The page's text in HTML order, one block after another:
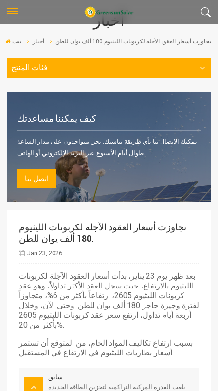
أخبار
بيت أخبار تجاوزت أسعار العقود الآجلة لكربونات الليثيوم 180 ألف يوان للطن.
فئات المنتج
كيف يمكننا مساعدتك
يمكنك الاتصال بنا بأي طريقة تناسبك. نحن متواجدون على مدار الساعة
طوال أيام الأسبوع عبر البريد الإلكتروني أو الهاتف.
اتصل بنا
تجاوزت أسعار العقود الآجلة لكربونات الليثيوم
180 ألف يوان للطن.
Jan 23, 2026
بعد ظهر يوم 23 يناير، بدأت أسعار العقود الآجلة لكربونات
الليثيوم بالارتفاع، حيث سجل العقد الأكثر تداولاً، وهو عقد
كربونات الليثيوم 2605، ارتفاعاً بأكثر من 6%، متجاوزاً
لفترة وجيزة حاجز 180 ألف يوان للطن. وحتى الآن، وخلال
أربعة أيام تداول، ارتفع سعر عقد كربونات الليثيوم 2605
بأكثر من 20%.
بسبب ارتفاع تكاليف المواد الخام، من المتوقع أن تستمر
أسعار بطاريات الليثيوم في الارتفاع في المستقبل.
سابق
بلغت القدرة المركبة التراكمية لتخزين الطاقة الجديدة